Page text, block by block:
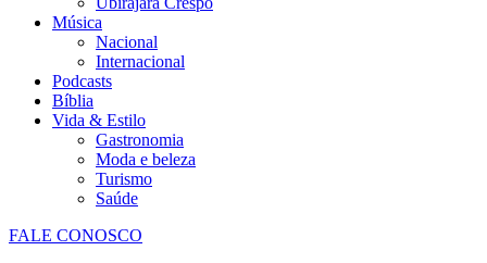
Música
Nacional
Internacional
Podcasts
Bíblia
Vida & Estilo
Gastronomia
Moda e beleza
Turismo
Saúde
FALE CONOSCO